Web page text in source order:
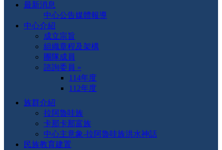
最新消息
中心公告媒體報導
中心介紹
成立宗旨
組織章程及架構
團隊成員
諮詢委員 »
114年度
112年度
族群介紹
拉阿魯哇族
卡那卡那富族
中心主意象-拉阿魯哇族洪水神話
民族教育建置